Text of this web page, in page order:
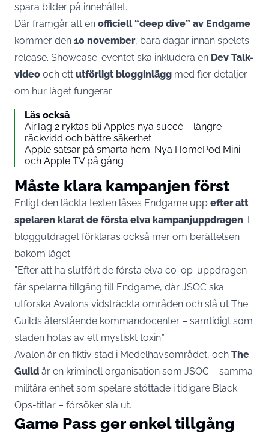
spara bilder på innehållet.
Där framgår att en officiell “deep dive” av Endgame
kommer den 10 november, bara dagar innan spelets
release. Showcase-eventet ska inkludera en Dev Talk-
video och ett utförligt blogginlägg med fler detaljer
om hur läget fungerar.
Läs också
AirTag 2 ryktas bli Apples nya succé – längre
räckvidd och bättre säkerhet
Apple satsar på smarta hem: Nya HomePod Mini
och Apple TV på gång
Måste klara kampanjen först
Enligt den läckta texten låses Endgame upp efter att
spelaren klarat de första elva kampanjuppdragen. I
bloggutdraget förklaras också mer om berättelsen
bakom läget:
”Efter att ha slutfört de första elva co-op-uppdragen
får spelarna tillgång till Endgame, där JSOC ska
utforska Avalons vidsträckta områden och slå ut The
Guilds återstående kommandocenter – samtidigt som
staden hotas av ett mystiskt toxin.”
Avalon är en fiktiv stad i Medelhavsområdet, och The
Guild är en kriminell organisation som JSOC – samma
militära enhet som spelare stöttade i tidigare Black
Ops-titlar – försöker slå ut.
Game Pass ger enkel tillgång